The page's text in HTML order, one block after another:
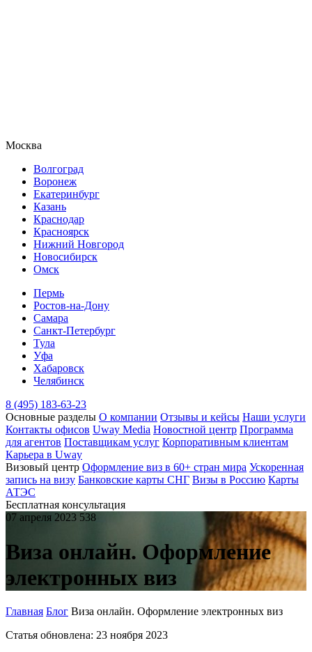
Москва
Волгоград
Воронеж
Екатеринбург
Казань
Краснодар
Красноярск
Нижний Новгород
Новосибирск
Омск
Пермь
Ростов-на-Дону
Самара
Санкт-Петербург
Тула
Уфа
Хабаровск
Челябинск
8 (495) 183-63-23
Основные разделы О компании Отзывы и кейсы Наши услуги
Контакты офисов Uway Media Новостной центр Программа
для агентов Поставщикам услуг Корпоративным клиентам
Карьера в Uway
Визовый центр Оформление виз в 60+ стран мира Ускоренная
запись на визу Банковские карты СНГ Визы в Россию Карты
АТЭС
Бесплатная консультация
07 апреля 2023 538
Виза онлайн. Оформление
электронных виз
Главная Блог Виза онлайн. Оформление электронных виз
Статья обновлена: 23 ноября 2023